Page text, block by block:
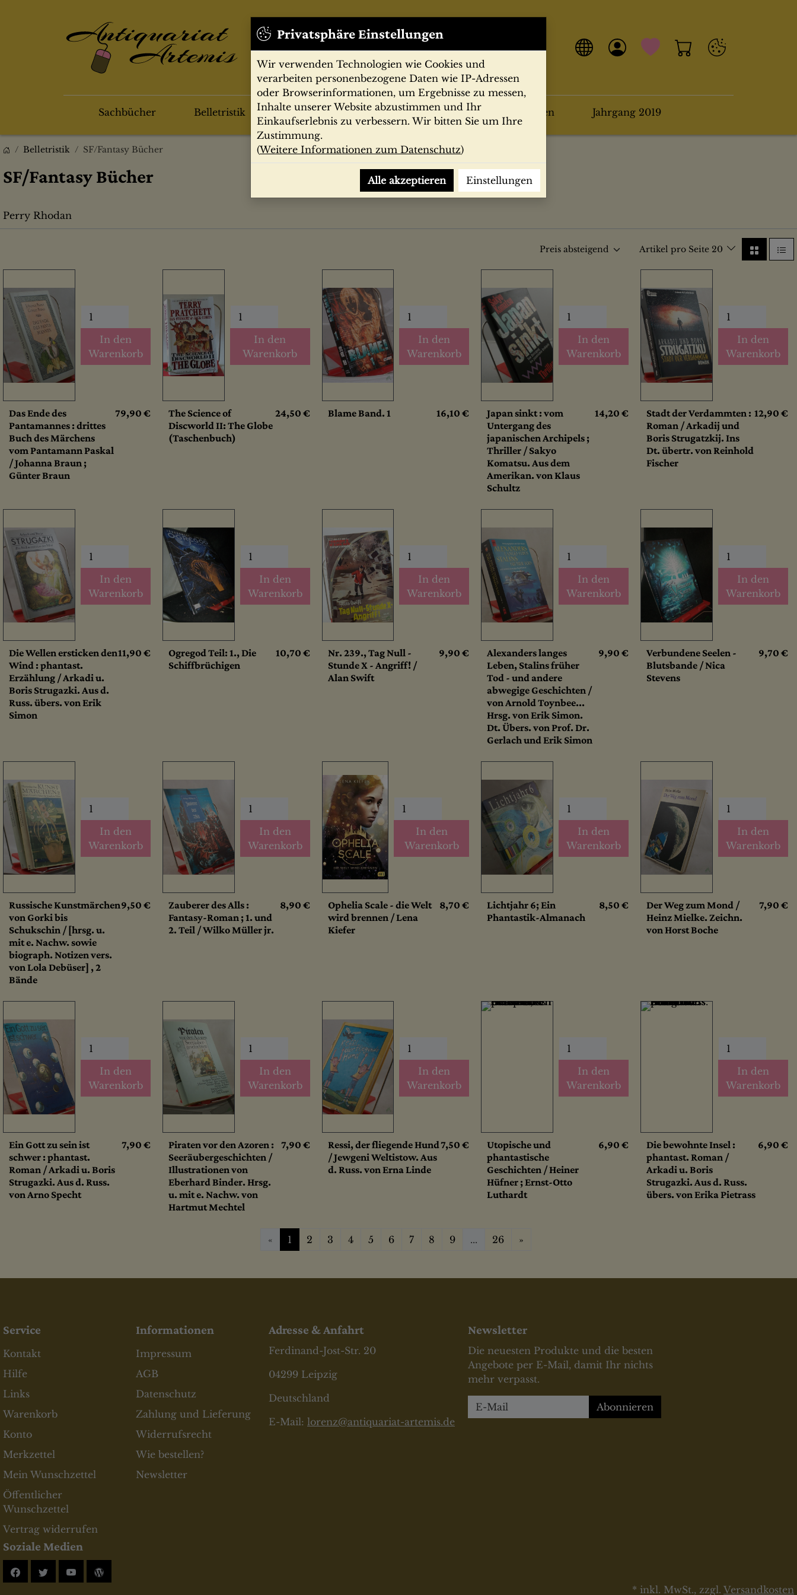
Privatsphäre Einstellungen
Wir verwenden Technologien wie Cookies und
verarbeiten personenbezogene Daten wie IP-Adressen
oder Browserinformationen, um Ergebnisse zu messen,
Inhalte unserer Website abzustimmen und Ihr
Einkaufserlebnis zu verbessern. Wir bitten Sie um Ihre
Zustimmung.
(Weitere Informationen zum Datenschutz)
Alle akzeptieren Einstellungen
Sachbücher Belletristik Zeitschriften Filmprogramme Postkarten Jahrgang 2019
Belletristik SF/Fantasy Bücher
SF/Fantasy Bücher
Perry Rhodan
Preis absteigend Artikel pro Seite 20
In den
Warenkorb
Das Ende des
Pantamannes : drittes
Buch des Märchens
vom Pantamann Paskal
/ Johanna Braun ;
Günter Braun
79,90 €
In den
Warenkorb
The Science of
Discworld II: The Globe
(Taschenbuch)
24,50 €
In den
Warenkorb
Blame Band. 1 16,10 €
In den
Warenkorb
Japan sinkt : vom
Untergang des
japanischen Archipels ;
Thriller / Sakyo
Komatsu. Aus dem
Amerikan. von Klaus
Schultz
14,20 €
In den
Warenkorb
Stadt der Verdammten :
Roman / Arkadij und
Boris Strugatzkij. Ins
Dt. übertr. von Reinhold
Fischer
12,90 €
In den
Warenkorb
Die Wellen ersticken den
Wind : phantast.
Erzählung / Arkadi u.
Boris Strugazki. Aus d.
Russ. übers. von Erik
Simon
11,90 €
In den
Warenkorb
Ogregod Teil: 1., Die
Schiffbrüchigen
10,70 €
In den
Warenkorb
Nr. 239., Tag Null -
Stunde X - Angriff! /
Alan Swift
9,90 €
In den
Warenkorb
Alexanders langes
Leben, Stalins früher
Tod - und andere
abwegige Geschichten /
von Arnold Toynbee...
Hrsg. von Erik Simon.
Dt. Übers. von Prof. Dr.
Gerlach und Erik Simon
9,90 €
In den
Warenkorb
Verbundene Seelen -
Blutsbande / Nica
Stevens
9,70 €
In den
Warenkorb
Russische Kunstmärchen
von Gorki bis
Schukschin / [hrsg. u.
mit e. Nachw. sowie
biograph. Notizen vers.
von Lola Debüser] , 2
Bände
9,50 €
In den
Warenkorb
Zauberer des Alls :
Fantasy-Roman ; 1. und
2. Teil / Wilko Müller jr.
8,90 €
In den
Warenkorb
Ophelia Scale - die Welt
wird brennen / Lena
Kiefer
8,70 €
In den
Warenkorb
Lichtjahr 6; Ein
Phantastik-Almanach
8,50 €
In den
Warenkorb
Der Weg zum Mond /
Heinz Mielke. Zeichn.
von Horst Boche
7,90 €
In den
Warenkorb
Ein Gott zu sein ist
schwer : phantast.
Roman / Arkadi u. Boris
Strugazki. Aus d. Russ.
von Arno Specht
7,90 €
In den
Warenkorb
Piraten vor den Azoren :
Seeräubergeschichten /
Illustrationen von
Eberhard Binder. Hrsg.
u. mit e. Nachw. von
Hartmut Mechtel
7,90 €
In den
Warenkorb
Ressi, der fliegende Hund
/ Jewgeni Weltistow. Aus
d. Russ. von Erna Linde
7,50 €
In den
Warenkorb
Utopische und
phantastische
Geschichten / Heiner
Hüfner ; Ernst-Otto
Luthardt
6,90 €
In den
Warenkorb
Die bewohnte Insel :
phantast. Roman /
Arkadi u. Boris
Strugazki. Aus d. Russ.
übers. von Erika Pietrass
6,90 €
« 1 2 3 4 5 6 7 8 9 ... 26 »Weiter
Service
Kontakt
Hilfe
Links
Warenkorb
Konto
Merkzettel
Mein Wunschzettel
Öffentlicher
Wunschzettel
Vertrag widerrufen
Informationen
Impressum
AGB
Datenschutz
Zahlung und Lieferung
Widerrufsrecht
Wie bestellen?
Newsletter
Adresse & Anfahrt
Ferdinand-Jost-Str. 20
04299 Leipzig
Deutschland
E-Mail: lorenz@antiquariat-artemis.de
Newsletter
Die neuesten Produkte und die besten
Angebote per E-Mail, damit Ihr nichts
mehr verpasst.
Newsletter
Abonnieren
Soziale Medien
FacebookTwitterYouTube
Blog
* inkl. MwSt., zzgl. Versandkosten